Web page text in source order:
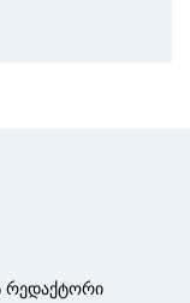
რედაქტორი